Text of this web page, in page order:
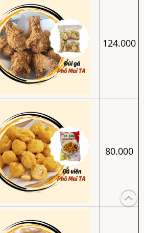
124.000
80.000